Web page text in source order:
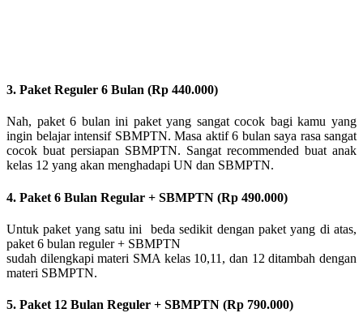
3. Paket Reguler 6 Bulan (Rp 440.000)
Nah, paket 6 bulan ini paket yang sangat cocok bagi kamu yang
ingin belajar intensif SBMPTN. Masa aktif 6 bulan saya rasa sangat
cocok buat persiapan SBMPTN. Sangat recommended buat anak
kelas 12 yang akan menghadapi UN dan SBMPTN.
4. Paket 6 Bulan Regular + SBMPTN (Rp 490.000)
Untuk paket yang satu ini beda sedikit dengan paket yang di atas,
paket 6 bulan reguler + SBMPTN
sudah dilengkapi materi SMA kelas 10,11, dan 12 ditambah dengan
materi SBMPTN.
5. Paket 12 Bulan Reguler + SBMPTN (Rp 790.000)